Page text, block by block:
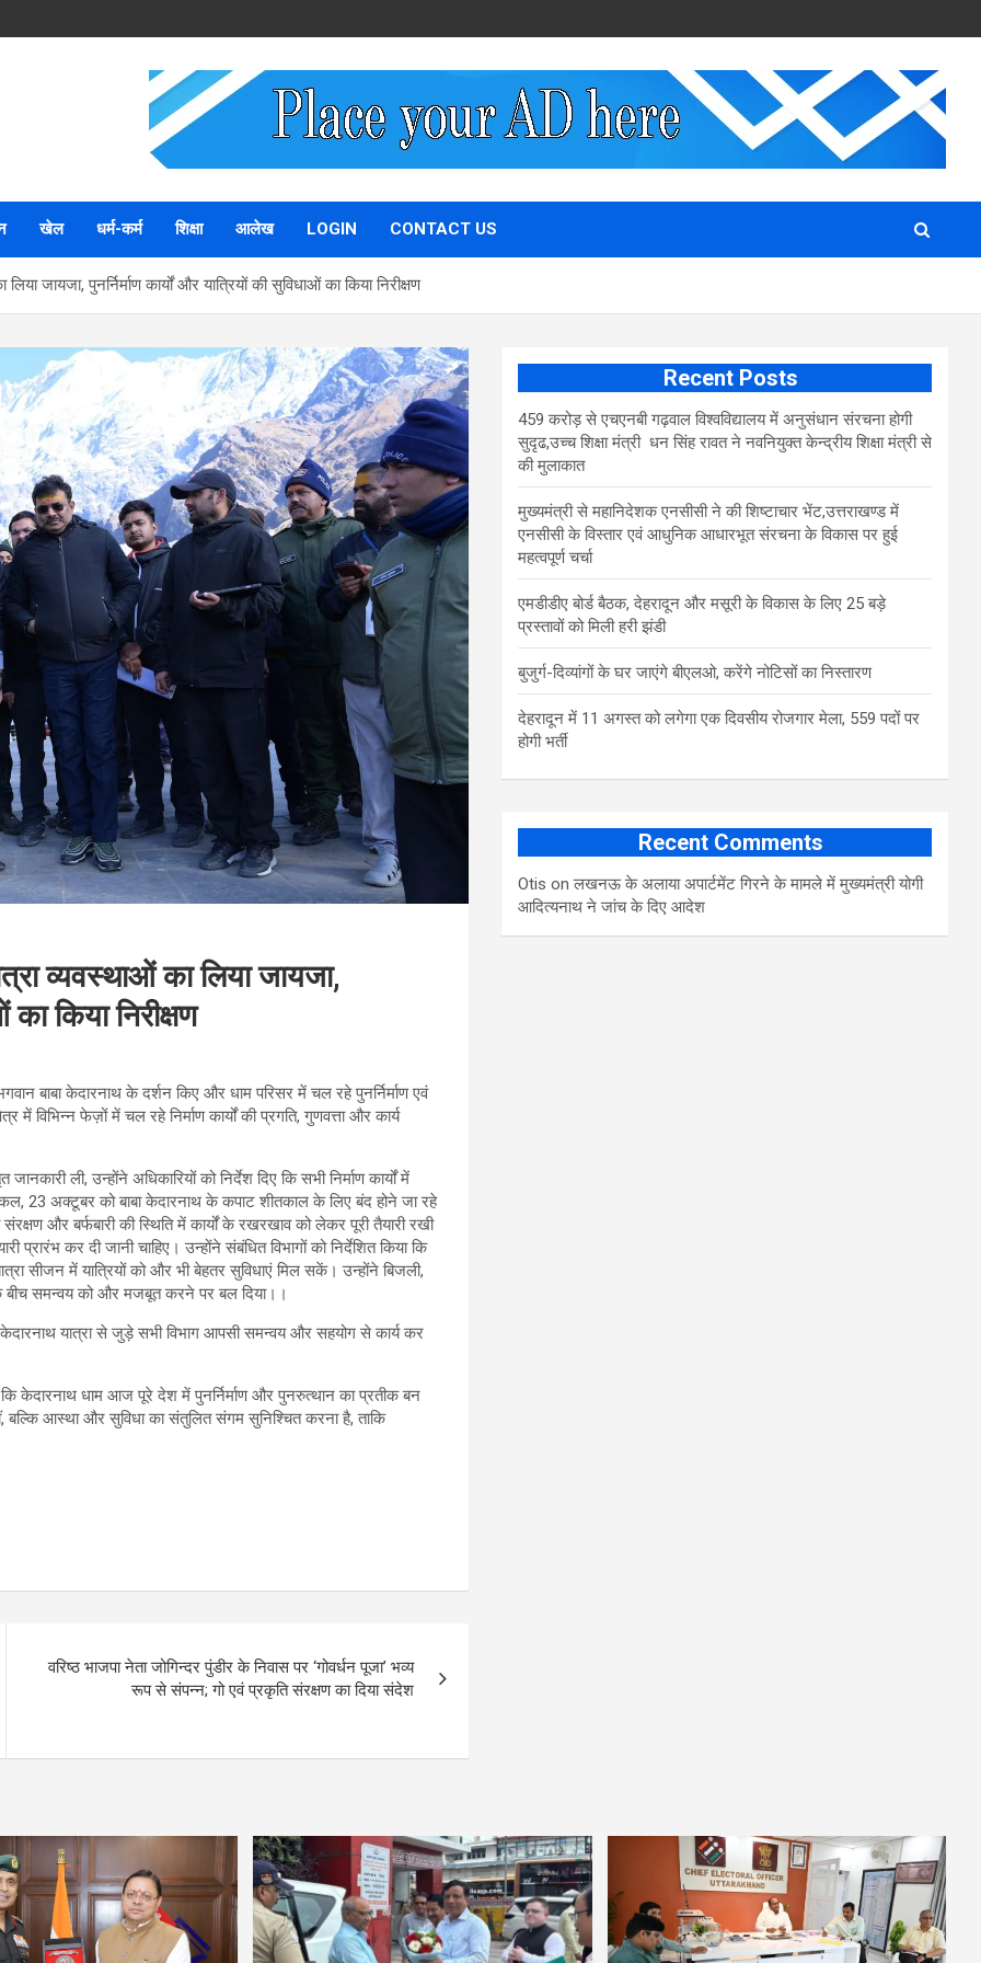
खेल धर्म-कर्म शिक्षा आलेख LOGIN CONTACT US
जायजा, पुनर्निर्माण कार्यों और यात्रियों की सुविधाओं का किया निरीक्षण
व्यवस्थाओं का लिया जायजा,
का किया निरीक्षण
बाबा केदारनाथ के दर्शन किए और धाम परिसर में चल रहे पुनर्निर्माण एवं
में विभिन्न फेज़ों में चल रहे निर्माण कार्यों की प्रगति, गुणवत्ता और कार्य
ली, उन्होंने अधिकारियों को निर्देश दिए कि सभी निर्माण कार्यों में
कल, 23 अक्टूबर को बाबा केदारनाथ के कपाट शीतकाल के लिए बंद होने जा रहे
और बर्फबारी की स्थिति में कार्यों के रखरखाव को लेकर पूरी तैयारी रखी
कर दी जानी चाहिए। उन्होंने संबंधित विभागों को निर्देशित किया कि
सीजन में यात्रियों को और भी बेहतर सुविधाएं मिल सकें। उन्होंने बिजली,
बीच समन्वय को और मजबूत करने पर बल दिया।।
यात्रा से जुड़े सभी विभाग आपसी समन्वय और सहयोग से कार्य कर
कि केदारनाथ धाम आज पूरे देश में पुनर्निर्माण और पुनरुत्थान का प्रतीक बन
बल्कि आस्था और सुविधा का संतुलित संगम सुनिश्चित करना है, ताकि
वरिष्ठ भाजपा नेता जोगिन्दर पुंडीर के निवास पर ‘गोवर्धन पूजा’ भव्य
रूप से संपन्न; गो एवं प्रकृति संरक्षण का दिया संदेश
Recent Posts
459 करोड़ से एचएनबी गढ़वाल विश्वविद्यालय में अनुसंधान संरचना होगी
सुदृढ,उच्च शिक्षा मंत्री धन सिंह रावत ने नवनियुक्त केन्द्रीय शिक्षा मंत्री से
की मुलाकात
मुख्यमंत्री से महानिदेशक एनसीसी ने की शिष्टाचार भेंट,उत्तराखण्ड में
एनसीसी के विस्तार एवं आधुनिक आधारभूत संरचना के विकास पर हुई
महत्वपूर्ण चर्चा
एमडीडीए बोर्ड बैठक, देहरादून और मसूरी के विकास के लिए 25 बड़े
प्रस्तावों को मिली हरी झंडी
बुजुर्ग-दिव्यांगों के घर जाएंगे बीएलओ, करेंगे नोटिसों का निस्तारण
​देहरादून में 11 अगस्त को लगेगा एक दिवसीय रोजगार मेला, 559 पदों पर
होगी भर्ती
Recent Comments
Otis onलखनऊ के अलाया अपार्टमेंट गिरने के मामले में मुख्‍यमंत्री योगी
आद‍ित्‍यनाथ ने जांच के द‍िए आदेश